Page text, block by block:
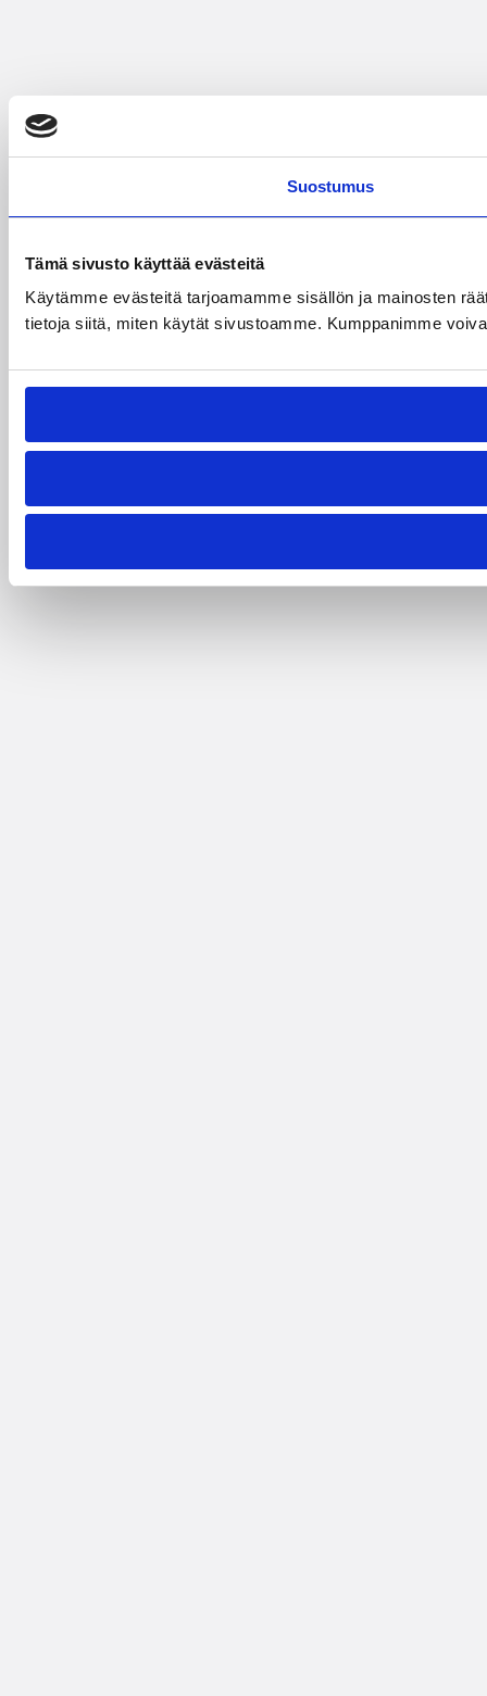
Suostumus
Tämä sivusto käyttää evästeitä
Käytämme evästeitä tarjoamamme sisällön ja mainosten
tietoja siitä, miten käytät sivustoamme. Kumppanimme